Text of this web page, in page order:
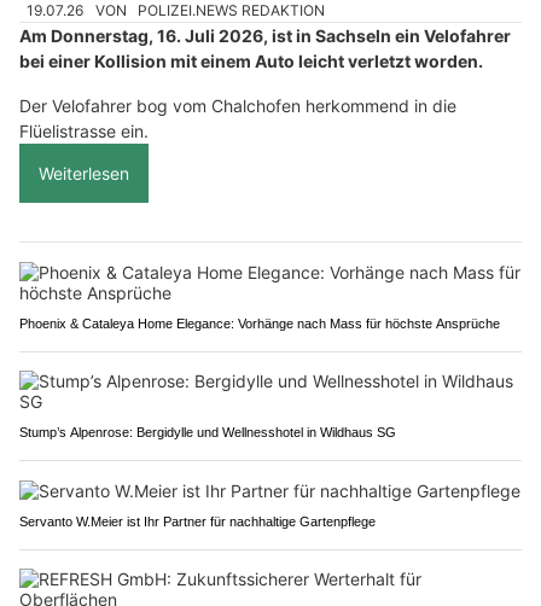
19.07.26 VON POLIZEI.NEWS REDAKTION
Am Donnerstag, 16. Juli 2026, ist in Sachseln ein Velofahrer
bei einer Kollision mit einem Auto leicht verletzt worden.
Der Velofahrer bog vom Chalchofen herkommend in die
Flüelistrasse ein.
Weiterlesen
Phoenix & Cataleya Home Elegance: Vorhänge nach Mass für höchste Ansprüche
Stump’s Alpenrose: Bergidylle und Wellnesshotel in Wildhaus SG
Servanto W.Meier ist Ihr Partner für nachhaltige Gartenpflege